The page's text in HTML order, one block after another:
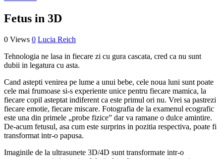
Fetus in 3D
0 Views 0 Lucia Reich
Tehnologia ne lasa in fiecare zi cu gura cascata, cred ca nu sunt
dubii in legatura cu asta.
Cand astepti venirea pe lume a unui bebe, cele noua luni sunt poate
cele mai frumoase si-s experiente unice pentru fiecare mamica, la
fiecare copil asteptat indiferent ca este primul ori nu. Vrei sa pastrezi
fiecare emotie, fiecare miscare. Fotografia de la examenul ecografic
este una din primele „probe fizice” dar va ramane o dulce amintire.
De-acum fetusul, asa cum este surprins in pozitia respectiva, poate fi
transformat intr-o papusa.
Imaginile de la ultrasunete 3D/4D sunt transformate intr-o